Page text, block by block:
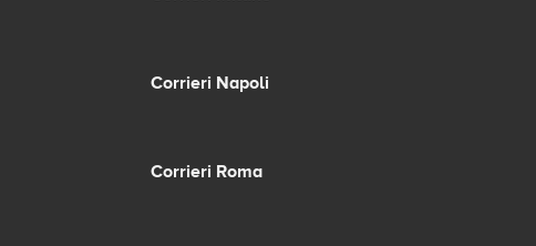
Corrieri Napoli
Corrieri Roma